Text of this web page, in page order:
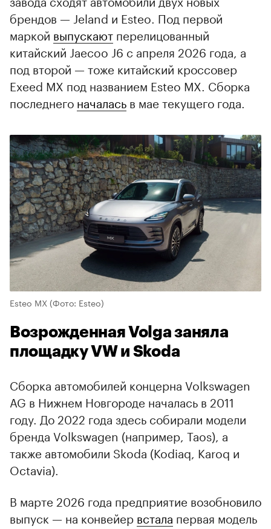
брендов — Jeland и Esteo. Под первой
маркой выпускают перелицованный
китайский Jaecoo J6 с апреля 2026 года, а
под второй — тоже китайский кроссовер
Exeed MX под названием Esteo MX. Сборка
последнего началась в мае текущего года.
Esteo MX(Фото: Esteo)
Возрожденная Volga заняла
площадку VW и Skoda
Сборка автомобилей концерна Volkswagen
AG в Нижнем Новгороде началась в 2011
году. До 2022 года здесь собирали модели
бренда Volkswagen (например, Taos), а
также автомобили Skoda (Kodiaq, Karoq и
Octavia).
В марте 2026 года предприятие возобновило
выпуск — на конвейер встала первая модель